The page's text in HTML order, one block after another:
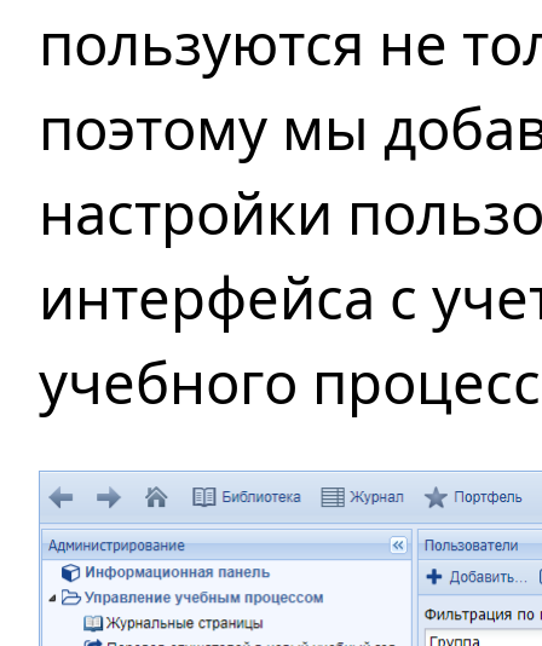
пользуются не
поэтому мы
настройки
интерфейса с
учебного